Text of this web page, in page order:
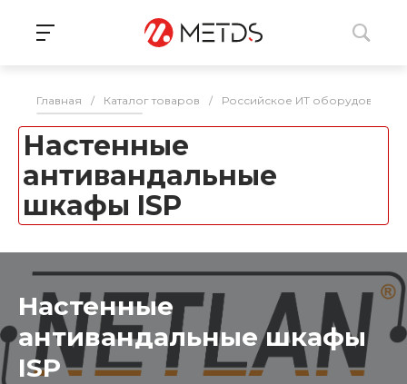
Главная / Каталог товаров / Российское ИТ оборудование
Настенные
антивандальные
шкафы ISP
Настенные
антивандальные шкафы
ISP